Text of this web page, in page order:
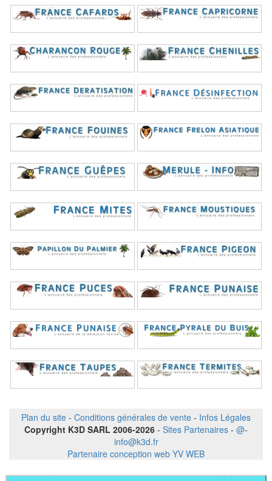
Plan du site - Conditions générales de vente - Infos Légales
Copyright K3D SARL 2006-2026 - Sites Partenaires - @-
info@k3d.fr
Partenaire conception web YV WEB